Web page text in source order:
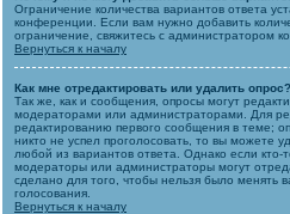
Ограничение количества вариантов ответа
конференции. Если вам нужно добавить
ограничение, свяжитесь с администратором
Вернуться к началу
Как мне отредактировать или удалить опрос?
Так же, как и сообщения, опросы могут
модераторами или администраторами. Для
редактированию первого сообщения в теме;
никто не успел проголосовать, то вы можете
любой из вариантов ответа. Однако если кто-
модераторы или администраторы могут
сделано для того, чтобы нельзя было менять
голосования.
Вернуться к началу